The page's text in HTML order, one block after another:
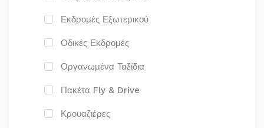
Εκδρομές Εξωτερικού
Οδικές Εκδρομές
Οργανωμένα Ταξίδια
Πακέτα Fly & Drive
Κρουαζιέρες